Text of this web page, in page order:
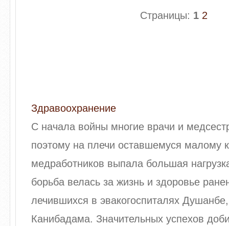
Страницы: 1 2
Здравоохранение
С начала войны многие врачи и
поэтому на плечи оставшемуся малому
медработников выпала большая
борьба велась за жизнь и здоровье
лечившихся в эвакогоспиталях
Канибадама. Значительных успехов